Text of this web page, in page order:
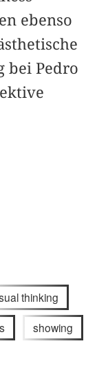
ebenso
bei Pedro
thinking
showing